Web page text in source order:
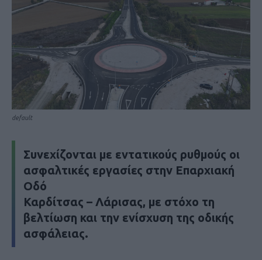
default
Συνεχίζονται με εντατικούς ρυθμούς οι
ασφαλτικές εργασίες στην Επαρχιακή
Οδό
Καρδίτσας – Λάρισας, με στόχο τη
βελτίωση και την ενίσχυση της οδικής
ασφάλειας.